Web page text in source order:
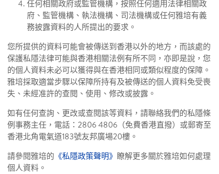
任何相關政府或監管機構，按照任何適用法律相關政
府、監管機構、執法機構、司法機構或任何雅培有義
務披露資料的人所提出的要求。
您所提供的資料可能會被傳送到香港以外的地方，而該處的
保護私隱法律可能與香港相關法例有所不同，亦即是說，您
的個人資料未必可以獲得與在香港相同或類似程度的保障。
雅培採取適當步驟以保障所持有及被傳送的個人資料免受喪
失、未經准許的查閱、使用、修改或披露。
如有任何查詢、更改或查閱該等資料，請聯絡我們的私隱條
例事務主任，電話：2806 4806（免費香港直撥）或郵寄至
香港北角電氣道183號友邦廣場20樓。
請參閱雅培的 《私隱政策聲明》 瞭解更多關於雅培如何處理
個人資料。